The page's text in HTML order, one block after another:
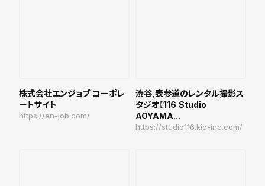
株式会社エンジョブ コーポレ
ートサイト
https://en-job.com/
渋谷,表参道のレンタル撮影ス
タジオ【116 Studio
AOYAMA...
https://studio116.kio-inc.com/